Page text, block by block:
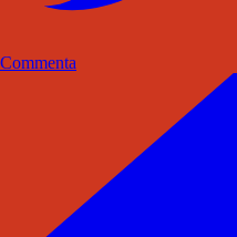
Commenta